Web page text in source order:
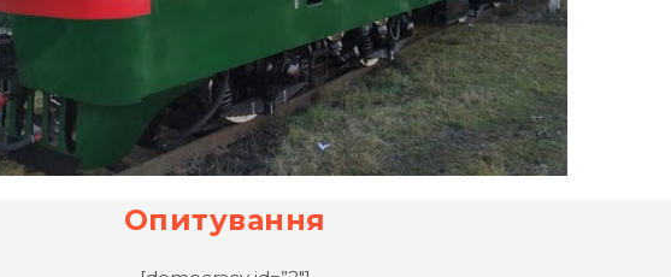
Опитування